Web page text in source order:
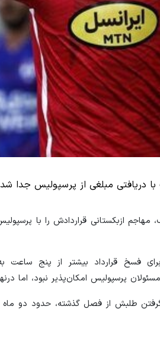
دریافتی مبلغی از پرسپولیس جدا
مهاجم ازبکستانی قراردادش را با
فسخ قرارداد بیشتر از پنج ساعت
پرسپولیس امکان‌پذیر نبود، اما